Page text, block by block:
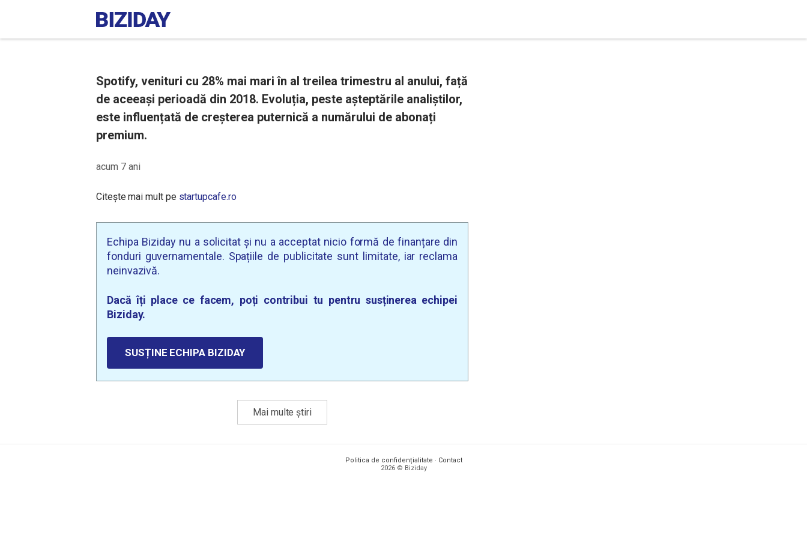
Spotify, venituri cu 28% mai mari în al treilea trimestru al anului, față
de aceeași perioadă din 2018. Evoluția, peste așteptările analiștilor,
este influențată de creșterea puternică a numărului de abonați
premium.
acum 7 ani
Citește mai mult pe startupcafe.ro
Echipa Biziday nu a solicitat și nu a acceptat nicio formă de finanțare din
fonduri guvernamentale. Spațiile de publicitate sunt limitate, iar reclama
neinvazivă.
Dacă îți place ce facem, poți contribui tu pentru susținerea echipei
Biziday.
SUSȚINE ECHIPA BIZIDAY
Mai multe știri
Politica de confidențialitate · Contact
2026 © Biziday